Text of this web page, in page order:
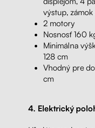
výstup,
2 motory
Nosnosť 160
Minimálna
128 cm
Vhodný pre
cm
4. Elektrický